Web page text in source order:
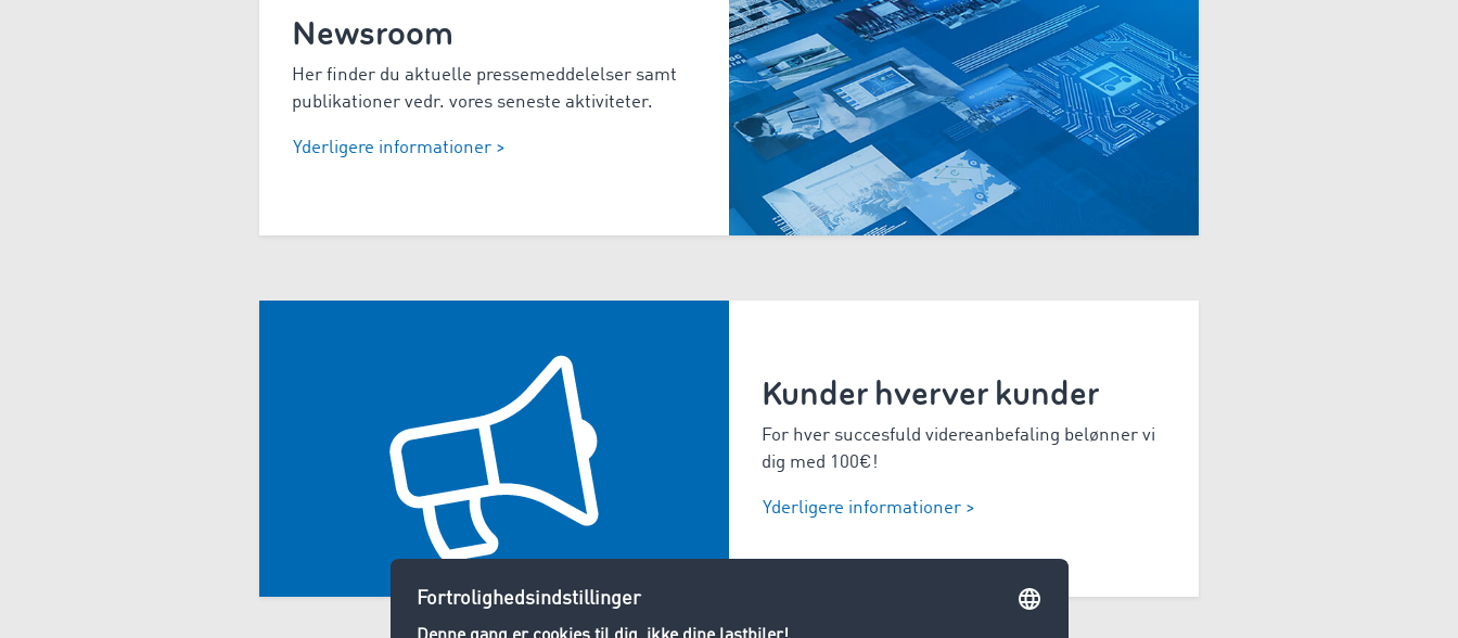
Newsroom
Her finder du aktuelle pressemeddelelser samt
publikationer vedr. vores seneste aktiviteter.
Yderligere informationer >
Kunder hverver kunder
For hver succesfuld videreanbefaling belønner vi
dig med 100€!
Yderligere informationer >